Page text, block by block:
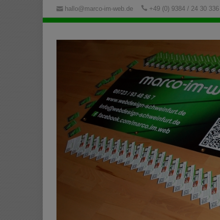
hallo@marco-im-web.de +49 (0) 9384 / 24 30 336